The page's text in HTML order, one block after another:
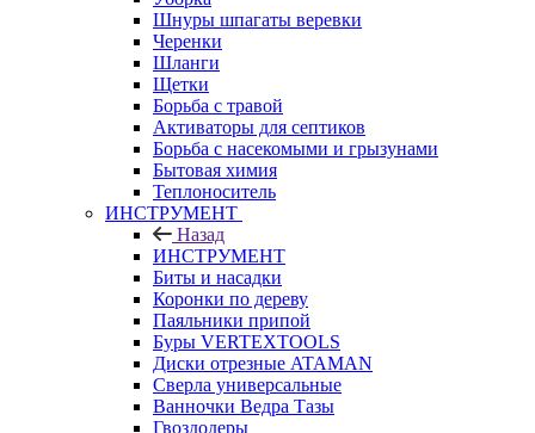
Шнуры шпагаты веревки
Черенки
Шланги
Щетки
Борьба с травой
Активаторы для септиков
Борьба с насекомыми и грызунами
Бытовая химия
Теплоноситель
ИНСТРУМЕНТ
Назад
ИНСТРУМЕНТ
Биты и насадки
Коронки по дереву
Паяльники припой
Буры VERTEXTOOLS
Диски отрезные ATAMAN
Сверла универсальные
Ванночки Ведра Тазы
Гвоздодеры